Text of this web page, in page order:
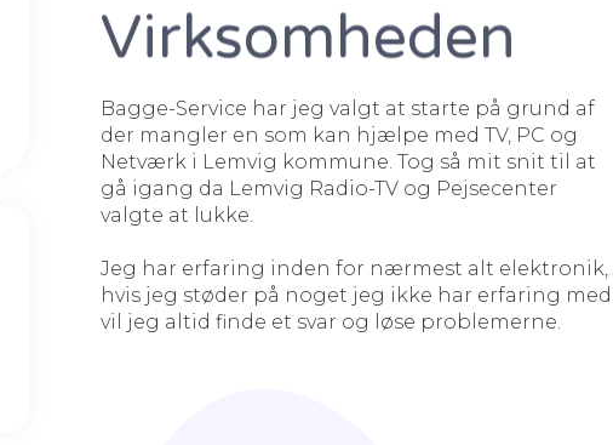
Virksomheden
Bagge-Service har jeg valgt at starte på grund af
der mangler en som kan hjælpe med TV, PC og
Netværk i Lemvig kommune. Tog så mit snit til at
gå igang da Lemvig Radio-TV og Pejsecenter
valgte at lukke.
Jeg har erfaring inden for nærmest alt elektronik,
hvis jeg støder på noget jeg ikke har erfaring med
vil jeg altid finde et svar og løse problemerne.